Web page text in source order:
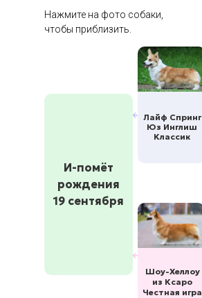
Лайф Спринг
Юз Инглиш
Классик
Шоу-Хеллоу
из Ксаро
Честная игра
И-помёт
рождения
19 сентября
Нажмите на фото собаки,
чтобы приблизить.